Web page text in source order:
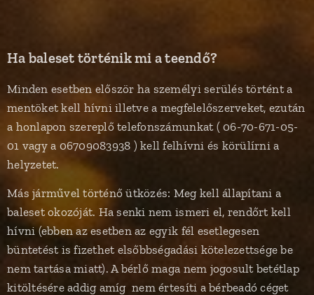
Ha baleset történik mi a teendő?
Minden esetben először ha személyi serülés történt a
mentöket kell hívni illetve a megfelelőszerveket, ezután
a honlapon szereplő telefonszámunkat ( 06-70-671-05-
01 vagy a 06709083938 ) kell felhívni és körülírni a
helyzetet.
Más járművel történő ütközés: Meg kell állapítani a
baleset okozóját. Ha senki nem ismeri el, rendőrt kell
hívni (ebben az esetben az egyik fél esetlegesen
büntetést is fizethet elsőbbségadási kötelezettsége be
nem tartása miatt). A bérlő maga nem jogosult betétlap
kitöltésére addig amíg nem értesíti a bérbeadó céget